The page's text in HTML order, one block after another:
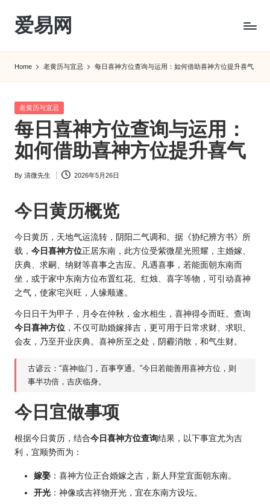
Skip
content
爱易网
转
农
历
阴
历
Home 老黄历与宜忌 每日喜神方位查询与运用：如何借助喜神方位提升喜气
Posted
老黄历与宜忌
每日喜神方位查询与运用：
如何借助喜神方位提升喜气
Posted
By 清微先生 2026年5月26日
今日 黄历概览
今日黄历，天地气运流转，阴阳二气调和。据《协纪辨方书》所
载， 今日喜神方位正居东南，此方位受紫微星光照耀，主婚嫁、
庆典、求嗣、纳财等喜事之吉应。凡遇喜事，若能面朝东南而
坐，或于家中东南方位布置红花、红烛、喜字等物，可引动喜神
之气，使家宅兴旺，人缘顺遂。
今日日干为甲子，月令在仲秋，金水相生，喜神得令而旺。查询
今日喜神方位 ，不仅可助婚嫁择吉，更可用于日常求财、求职、
会友，乃至开业庆典。喜神所至之处，阴霾消散，和气生财。
古谚云：“喜神临门，百事亨通。”今日若能善用喜神方位，则
事半功倍，吉庆临身。
今日宜做事项
根据今日黄历，结合今日喜神方位查询结果，以下事宜尤为吉
利，宜顺势而为：
嫁娶 ：喜神方位正合婚嫁之吉，新人拜堂宜面朝东南。
开光 ：神像或吉祥物开光，宜在东南方设坛。